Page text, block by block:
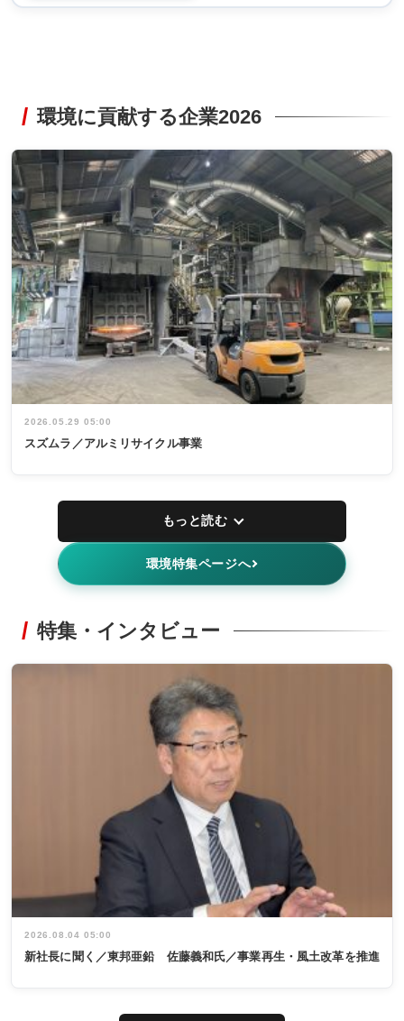
環境に貢献する企業2026
2026.05.29 05:00
スズムラ／アルミリサイクル事業
もっと読む
環境特集ページへ
特集・インタビュー
2026.08.04 05:00
新社長に聞く／東邦亜鉛 佐藤義和氏／事業再生・風土改革を推進